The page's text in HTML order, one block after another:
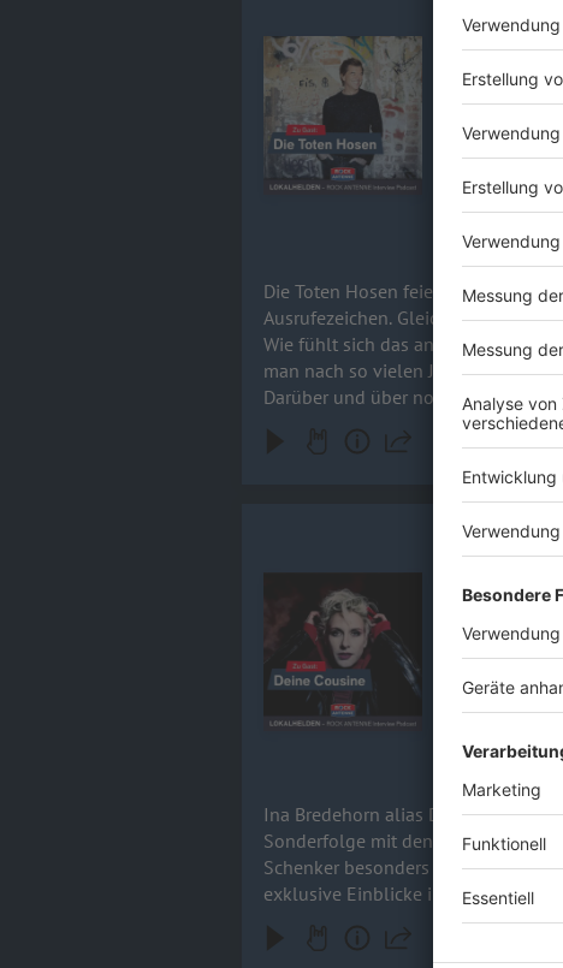
Audiotitel - Campino / DIE TOTEN
Die Toten
wieder ein
ein
Lärm,
Bandkollegen –
mehr spricht
20.05.2026
Die Toten Hosen feiern 44 Jahre
Ausrufezeichen. Gleichzeitig ist es aber auch: das letzte
Wie fühlt sich das an, wenn eine
man nach so vielen Jahren immer
Darüber und über noch viel mehr
Audiotitel - Ina Bredehorn / DEINE
Ina
Ina
dieser
Tresen? Im
15.04.2026
Ina Bredehorn alias Deine Cousine
Sonderfolge mit den Scorpions als
Schenker besonders gut? Wer war
exklusive Einblicke in die neue